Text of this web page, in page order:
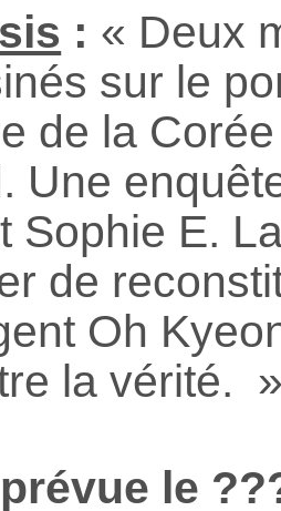
: « Deux
sur le
de la
Une
Sophie E.
de
Oh
la vérité.
le